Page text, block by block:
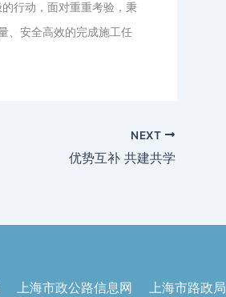
行动，面对重重考验，秉
、安全高效的完成施工任
NEXT
优势互补 共建共学
上海市政公路信息网 上海市路政局